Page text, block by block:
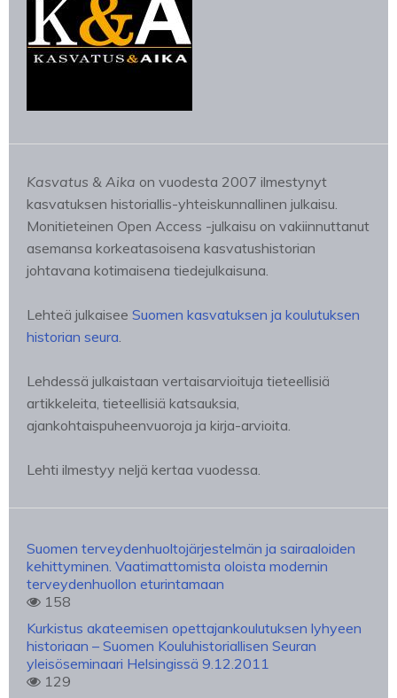
Kasvatus & Aika on vuodesta 2007 ilmestynyt
kasvatuksen historiallis-yhteiskunnallinen julkaisu.
Monitieteinen Open Access -julkaisu on vakiinnuttanut
asemansa korkeatasoisena kasvatushistorian
johtavana kotimaisena tiedejulkaisuna.
Lehteä julkaisee Suomen kasvatuksen ja koulutuksen
historian seura.
Lehdessä julkaistaan vertaisarvioituja tieteellisiä
artikkeleita, tieteellisiä katsauksia,
ajankohtaispuheenvuoroja ja kirja-arvioita.
Lehti ilmestyy neljä kertaa vuodessa.
Suomen terveydenhuoltojärjestelmän ja sairaaloiden
kehittyminen. Vaatimattomista oloista modernin
terveydenhuollon eturintamaan
158
Kurkistus akateemisen opettajankoulutuksen lyhyeen
historiaan – Suomen Kouluhistoriallisen Seuran
yleisöseminaari Helsingissä 9.12.2011
129